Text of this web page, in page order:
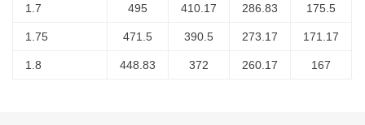
1.7 495 410.17 286.83 175.5
1.75 471.5 390.5 273.17 171.17
1.8 448.83 372 260.17 167